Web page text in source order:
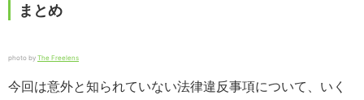
まとめ
photo by The Freelens
今回は意外と知られていない法律違反事項について、いく